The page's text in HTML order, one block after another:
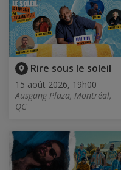
Rire sous le soleil
15 août 2026, 19h00
Ausgang Plaza, Montréal,
QC